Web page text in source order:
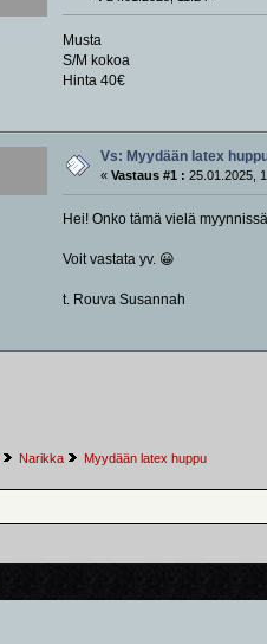
Musta
S/M kokoa
Hinta 40€
Vs: Myydään latex
« Vastaus #1 : 25.01.2025,
Hei! Onko tämä vielä
Voit vastata yv. 😀
t. Rouva Susannah
Narikka Myydään latex huppu